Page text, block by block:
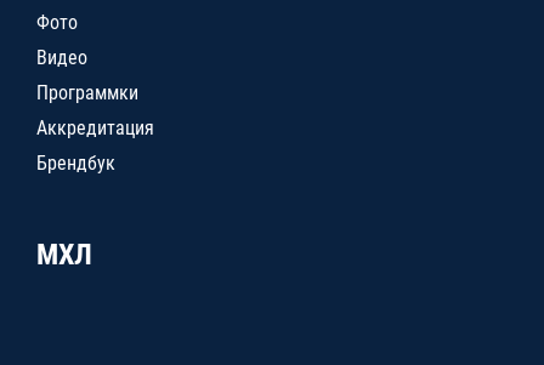
Фото
Видео
Программки
Аккредитация
Брендбук
МХЛ